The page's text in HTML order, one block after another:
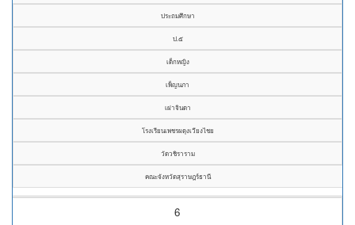
ประถมศึกษา
ป.๕
เด็กหญิง
เพ็ญนภา
เผ่าจินดา
โรงเรียนเพชรผดุงเวียงไชย
วัดวชิราราม
คณะจังหวัดสุราษฎร์ธานี
6